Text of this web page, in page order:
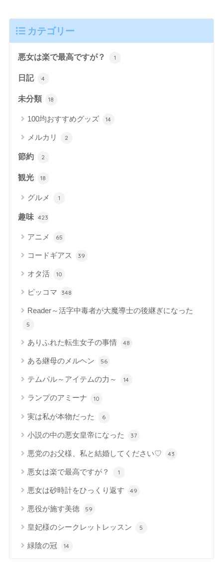
カテゴリー
悪女は楽で最高ですが？ 1
日記 4
未分類 18
100均おすすめグッズ 14
メルカリ 2
節約 2
観光 18
グルメ 1
趣味 423
アニメ 65
コードギアス 39
オタ活 10
ピッコマ 348
Reader～活字中毒者が大魔導士の後継ぎになった
5
ありふれた転生女子の事情 48
ある継母のメルヘン 56
テムパル～アイテムの力～ 14
ランプのアミーナ 10
実は私が本物だった 6
小説の中の悪女皇帝になった 37
悪党のお父様、私と結婚してください♡ 43
悪女は楽で最高ですが？ 1
悪女は砂時計をひっくり返す 49
悪役が施す美徳 59
皇妃様のシークレットレッスン 5
緑陰の冠 14